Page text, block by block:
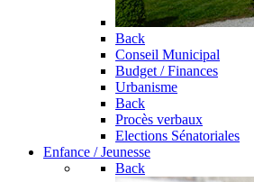
Back
Conseil Municipal
Budget / Finances
Urbanisme
Back
Procès verbaux
Elections Sénatoriales
Enfance / Jeunesse
Back